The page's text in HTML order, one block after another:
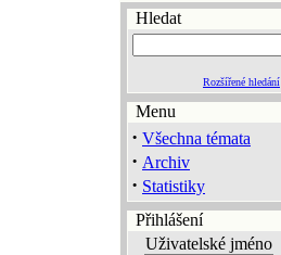
Hledat
Rozšířené hledání
Menu
· Všechna témata
· Archiv
· Statistiky
Přihlášení
Uživatelské jméno